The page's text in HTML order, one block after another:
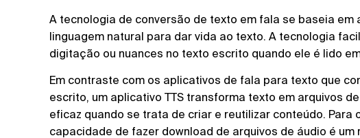
A tecnologia de conversão de texto em fala se baseia em
linguagem natural para dar vida ao texto. A tecnologia
digitação ou nuances no texto escrito quando ele é lido
Em contraste com os aplicativos de fala para texto que
escrito, um aplicativo TTS transforma texto em arquivos
eficaz quando se trata de criar e reutilizar conteúdo. Para
capacidade de fazer download de arquivos de áudio é